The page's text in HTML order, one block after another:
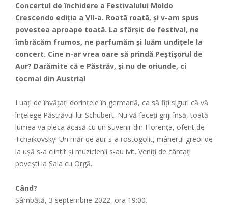
Concertul de închidere a Festivalului Moldo
Crescendo ediția a VII-a. Roată roată, și v-am spus
povestea aproape toată. La sfârșit de festival, ne
îmbrăcăm frumos, ne parfumăm și luăm undițele la
concert. Cine n-ar vrea oare să prindă Peștișorul de
Aur? Darămite că e Păstrăv, și nu de oriunde, ci
tocmai din Austria!
Luați de învățați dorințele în germană, ca să fiți siguri că vă
înțelege Păstrăvul lui Schubert. Nu vă faceți griji însă, toată
lumea va pleca acasă cu un suvenir din Florența, oferit de
Tchaikovsky! Un măr de aur s-a rostogolit, mânerul greoi de
la ușă s-a clintit și muzicienii s-au ivit. Veniți de cântați
povești la Sala cu Orgă.
Când?
Sâmbătă, 3 septembrie 2022, ora 19:00.